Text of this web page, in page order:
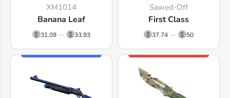
XM1014
Banana Leaf
31.09 33.93
Sawed-Off
First Class
37.74 50